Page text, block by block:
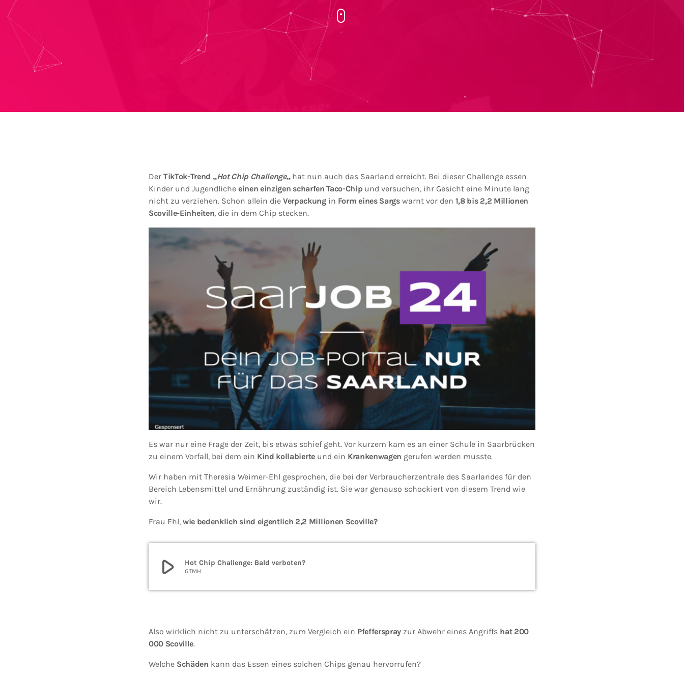
Der TikTok-Trend „Hot Chip Challenge„hat nun auch das Saarland erreicht. Bei dieser Challenge essen
Kinder und Jugendliche einen einzigen scharfen Taco-Chip und versuchen, ihr Gesicht eine Minute lang
nicht zu verziehen. Schon allein die Verpackungin Form eines Sargswarnt vor den 1,8 bis 2,2 Millionen
Scoville-Einheiten, die in dem Chip stecken.
Es war nur eine Frage der Zeit, bis etwas schief geht. Vor kurzem kam es an einer Schule in Saarbrücken
zu einem Vorfall, bei dem ein Kind kollabierteund ein Krankenwagen gerufen werden musste.
Wir haben mit Theresia Weimer-Ehl gesprochen, die bei der Verbraucherzentrale des Saarlandes für den
Bereich Lebensmittel und Ernährung zuständig ist. Sie war genauso schockiert von diesem Trend wie
wir.
Frau Ehl, wie bedenklich sind eigentlich 2,2 Millionen Scoville?
play_arrow Hot Chip Challenge: Bald verboten?
GTMH
Also wirklich nicht zu unterschätzen, zum Vergleich ein Pfefferspray zur Abwehr eines Angriffs hat 200
000 Scoville.
Welche Schäden kann das Essen eines solchen Chips genau hervorrufen?